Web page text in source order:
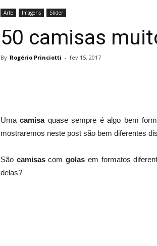
Arte Imagens Slider
50 camisas
By Rogério Princiotti - fev 15, 2017
Umacamisaquase sempre é algo bem
mostraremos neste post são bem diferentes
São camisascomgolas em formatos
delas?